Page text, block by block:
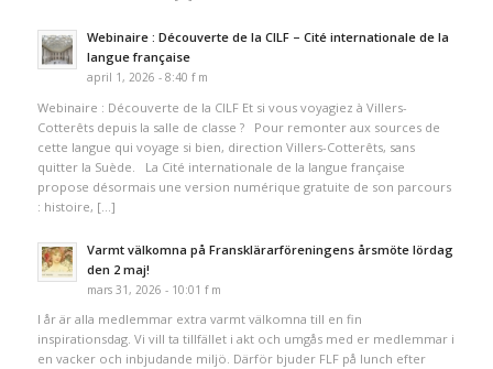
Webinaire : Découverte de la CILF – Cité internationale de la
langue française
april 1, 2026 - 8:40 f m
Webinaire : Découverte de la CILF Et si vous voyagiez à Villers-
Cotterêts depuis la salle de classe ? Pour remonter aux sources de
cette langue qui voyage si bien, direction Villers-Cotterêts, sans
quitter la Suède. La Cité internationale de la langue française
propose désormais une version numérique gratuite de son parcours
: histoire, […]
Varmt välkomna på Fransklärarföreningens årsmöte lördag
den 2 maj!
mars 31, 2026 - 10:01 f m
I år är alla medlemmar extra varmt välkomna till en fin
inspirationsdag. Vi vill ta tillfället i akt och umgås med er medlemmar i
en vacker och inbjudande miljö. Därför bjuder FLF på lunch efter